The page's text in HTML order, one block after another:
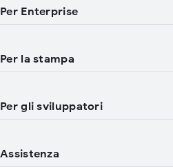
Per Enterprise
Per la stampa
Per gli sviluppatori
Assistenza